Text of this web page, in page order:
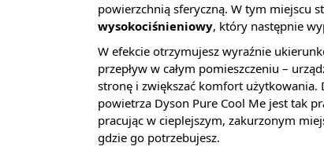
powierzchnią sferyczną. W tym miejscu
wysokociśnieniowy, który następnie
W efekcie otrzymujesz wyraźnie
przepływ w całym pomieszczeniu –
stronę i zwiększać komfort użytkowania.
powietrza Dyson Pure Cool Me jest tak
pracując w cieplejszym, zakurzonym
gdzie go potrzebujesz.